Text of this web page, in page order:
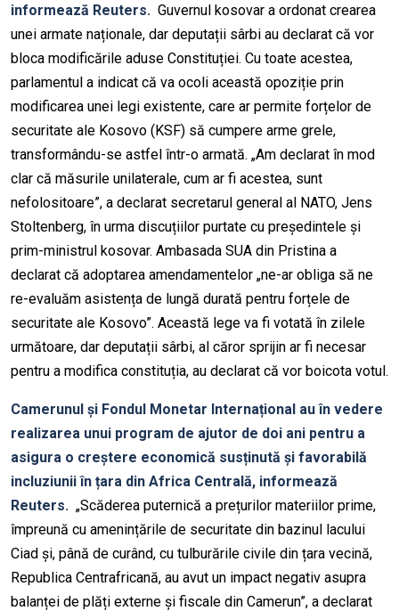
informează Reuters. Guvernul kosovar a ordonat crearea
unei armate naționale, dar deputații sârbi au declarat că vor
bloca modificările aduse Constituției. Cu toate acestea,
parlamentul a indicat că va ocoli această opoziție prin
modificarea unei legi existente, care ar permite forțelor de
securitate ale Kosovo (KSF) să cumpere arme grele,
transformându-se astfel într-o armată. „Am declarat în mod
clar că măsurile unilaterale, cum ar fi acestea, sunt
nefolositoare”, a declarat secretarul general al NATO, Jens
Stoltenberg, în urma discuțiilor purtate cu președintele și
prim-ministrul kosovar. Ambasada SUA din Pristina a
declarat că adoptarea amendamentelor „ne-ar obliga să ne
re-evaluăm asistența de lungă durată pentru forțele de
securitate ale Kosovo”. Această lege va fi votată în zilele
următoare, dar deputații sârbi, al căror sprijin ar fi necesar
pentru a modifica constituția, au declarat că vor boicota votul.
Camerunul și Fondul Monetar Internațional au în vedere
realizarea unui program de ajutor de doi ani pentru a
asigura o creștere economică susținută și favorabilă
incluziunii în țara din Africa Centrală, informează
Reuters. „Scăderea puternică a prețurilor materiilor prime,
împreună cu amenințările de securitate din bazinul lacului
Ciad și, până de curând, cu tulburările civile din țara vecină,
Republica Centrafricană, au avut un impact negativ asupra
balanței de plăți externe și fiscale din Camerun”, a declarat